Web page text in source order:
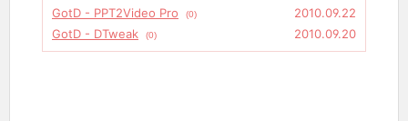
GotD - PPT2Video Pro
(0)
2010.09.22
GotD - DTweak
(0) 2010.09.20